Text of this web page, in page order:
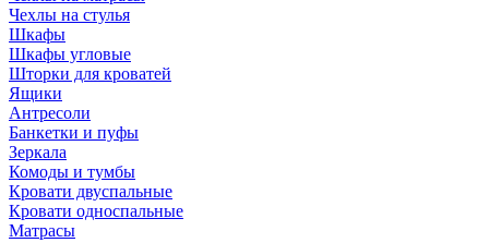
Чехлы на стулья
Шкафы
Шкафы угловые
Шторки для кроватей
Ящики
Антресоли
Банкетки и пуфы
Зеркала
Комоды и тумбы
Кровати двуспальные
Кровати односпальные
Матрасы